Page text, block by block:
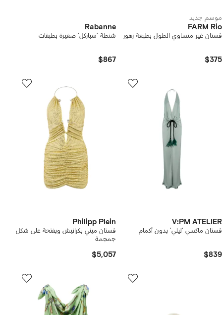
موسم جديد
FARM Rio
فستان غير متساوي الطول بطبعة زهور
$375
Rabanne
شنطة 'سباركل' صغيرة بطبقات
$867
V:PM ATELIER
فستان ماكسي 'ليلي' بدون أكمام
$839
Philipp Plein
فستان ميني بكرانيش وبفتحة على شكل
جمجمة
$5,057